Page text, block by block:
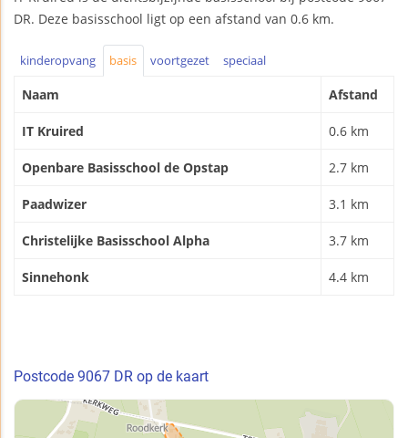
DR. Deze basisschool ligt op een afstand van 0.6 km.
kinderopvang basis voortgezet speciaal
Naam Afstand
IT Kruired 0.6 km
Openbare Basisschool de Opstap 2.7 km
Paadwizer 3.1 km
Christelijke Basisschool Alpha 3.7 km
Sinnehonk 4.4 km
Postcode 9067 DR op de kaart